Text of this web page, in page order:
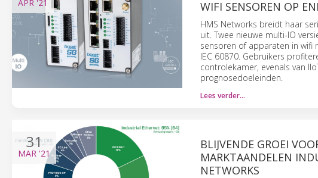
APR '21
WIFI SENSOREN OP
HMS Networks breidt haar
uit. Twee nieuwe multi-IO
sensoren of apparaten in wifi
IEC 60870. Gebruikers
controlekamer, evenals van
prognosedoeleinden.
Lees verder…
31
MAR '21
BLIJVENDE GROEI
MARKTAANDELEN
NETWORKS